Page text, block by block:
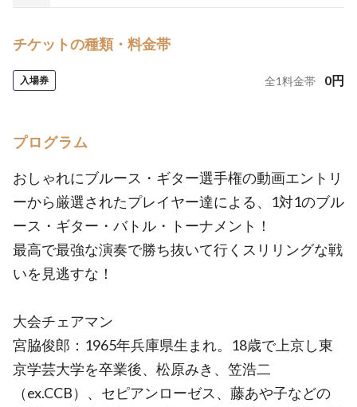
チケットの種類・料金帯
入場券 全1料金帯 0円
プログラム
おしゃれにブルース・ギター選手権の動画エントリ
ーから厳選されたプレイヤー達による、1対1のブル
ース・ギター・バトル・トーナメント！
最高で最強な演奏で勝ち抜いて行くスリリングな戦
いを見逃すな！
大会チェアマン
宮脇俊郎：1965年兵庫県生まれ。18歳で上京し東
京学芸大学を卒業後、松原みき、笠浩二
（ex.CCB）、セピアンローゼス、藤あや子などの